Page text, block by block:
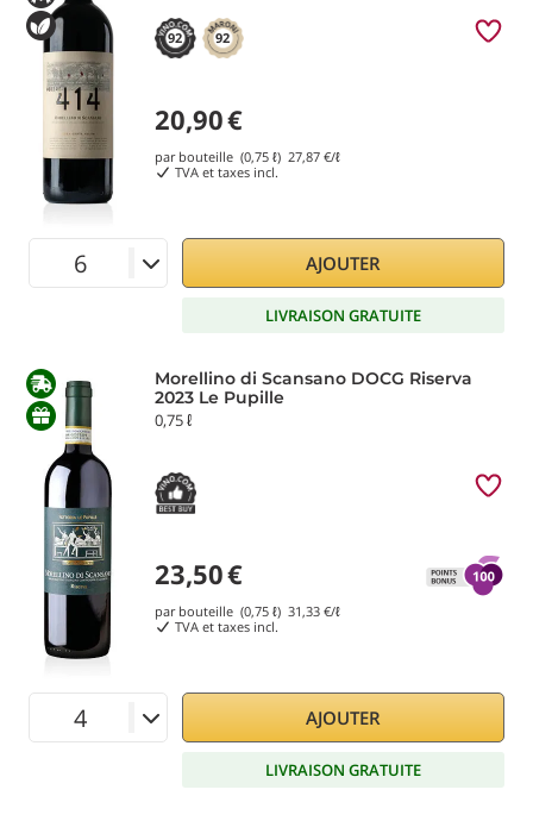
92 92
20,90€
par bouteille (0,75 ℓ) 27,87 €/ℓ
TVA et taxes incl.
AJOUTER
LIVRAISON GRATUITE
Morellino di Scansano DOCG Riserva
2023 Le Pupille
0,75 ℓ
23,50€
par bouteille (0,75 ℓ) 31,33 €/ℓ
TVA et taxes incl.
AJOUTER
LIVRAISON GRATUITE